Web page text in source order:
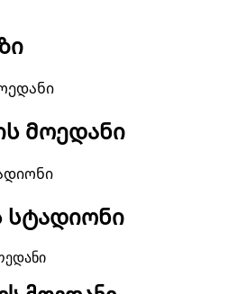
მოედანი
სტადიონი